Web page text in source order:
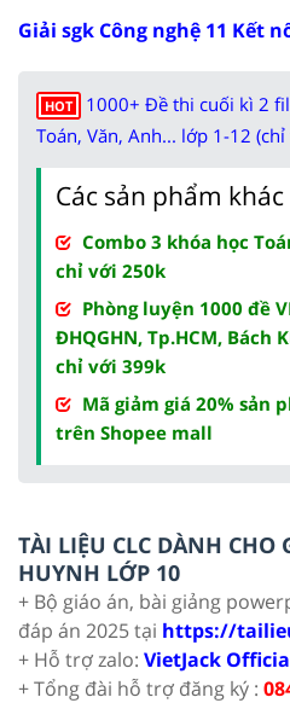
Giải sgk Công nghệ 11 Kết
HOT
1000+ Đề thi cuối kì 2
Toán, Văn, Anh... lớp 1-12
Các sản phẩm
Combo 3 khóa học
chỉ với 250k
Phòng luyện 1000 đề
ĐHQGHN, Tp.HCM, Bách
chỉ với 399k
Mã giảm giá 20% sản
trên Shopee mall
TÀI LIỆU CLC DÀNH CHO
HUYNH LỚP 10
+ Bộ giáo án, bài giảng
đáp án 2025 tại https://
+ Hỗ trợ zalo: VietJack
+ Tổng đài hỗ trợ đăng ký :